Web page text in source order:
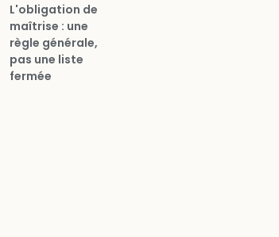
L'obligation de
maîtrise : une
règle générale,
pas une liste
fermée